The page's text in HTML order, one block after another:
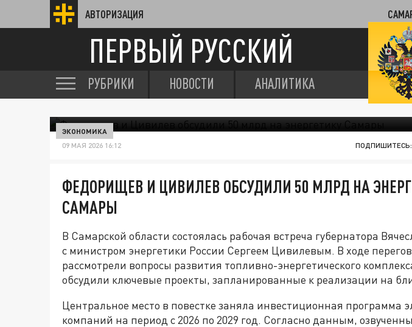
АВТОРИЗАЦИЯ
ПЕРВЫЙ РУССКИЙ
РУБРИКИ НОВОСТИ АНАЛИТИКА
ЭКОНОМИКА
09 МАЯ 2026 16:12 ПОДПИШИТЕСЬ:
ФЕДОРИЩЕВ И ЦИВИЛЕВ ОБСУДИЛИ 50 МЛРД НА
САМАРЫ
В Самарской области состоялась рабочая встреча губернатора
с министром энергетики России Сергеем Цивилевым. В ходе
рассмотрели вопросы развития топливно-энергетического
обсудили ключевые проекты, запланированные к реализации на
Центральное место в повестке заняла инвестиционная программа
компаний на период с 2026 по 2029 год. Согласно данным,